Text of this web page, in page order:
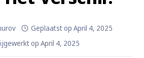
Italiano
Nederlands
Norsk
Geplaatst op April 4, 2025
op April 4, 2025